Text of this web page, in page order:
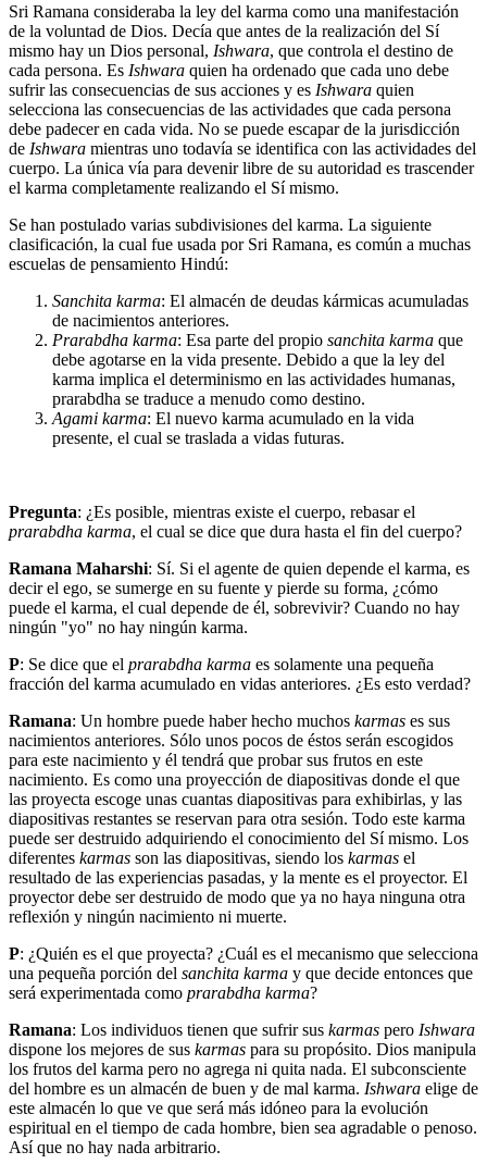
Sri Ramana consideraba la ley del karma como una manifestación
de la voluntad de Dios. Decía que antes de la realización del Sí
mismo hay un Dios personal, Ishwara, que controla el destino de
cada persona. Es Ishwara quien ha ordenado que cada uno debe
sufrir las consecuencias de sus acciones y es Ishwara quien
selecciona las consecuencias de las actividades que cada persona
debe padecer en cada vida. No se puede escapar de la jurisdicción
de Ishwara mientras uno todavía se identifica con las actividades del
cuerpo. La única vía para devenir libre de su autoridad es trascender
el karma completamente realizando el Sí mismo.
Se han postulado varias subdivisiones del karma. La siguiente
clasificación, la cual fue usada por Sri Ramana, es común a muchas
escuelas de pensamiento Hindú:
Sanchita karma: El almacén de deudas kármicas acumuladas
de nacimientos anteriores.
Prarabdha karma: Esa parte del propio sanchita karma que
debe agotarse en la vida presente. Debido a que la ley del
karma implica el determinismo en las actividades humanas,
prarabdha se traduce a menudo como destino.
Agami karma: El nuevo karma acumulado en la vida
presente, el cual se traslada a vidas futuras.
Pregunta: ¿Es posible, mientras existe el cuerpo, rebasar el
prarabdha karma, el cual se dice que dura hasta el fin del cuerpo?
Ramana Maharshi: Sí. Si el agente de quien depende el karma, es
decir el ego, se sumerge en su fuente y pierde su forma, ¿cómo
puede el karma, el cual depende de él, sobrevivir? Cuando no hay
ningún "yo" no hay ningún karma.
P: Se dice que el prarabdha karma es solamente una pequeña
fracción del karma acumulado en vidas anteriores. ¿Es esto verdad?
Ramana: Un hombre puede haber hecho muchos karmas es sus
nacimientos anteriores. Sólo unos pocos de éstos serán escogidos
para este nacimiento y él tendrá que probar sus frutos en este
nacimiento. Es como una proyección de diapositivas donde el que
las proyecta escoge unas cuantas diapositivas para exhibirlas, y las
diapositivas restantes se reservan para otra sesión. Todo este karma
puede ser destruido adquiriendo el conocimiento del Sí mismo. Los
diferentes karmas son las diapositivas, siendo los karmas el
resultado de las experiencias pasadas, y la mente es el proyector. El
proyector debe ser destruido de modo que ya no haya ninguna otra
reflexión y ningún nacimiento ni muerte.
P: ¿Quién es el que proyecta? ¿Cuál es el mecanismo que selecciona
una pequeña porción del sanchita karma y que decide entonces que
será experimentada como prarabdha karma?
Ramana: Los individuos tienen que sufrir sus karmas pero Ishwara
dispone los mejores de sus karmas para su propósito. Dios manipula
los frutos del karma pero no agrega ni quita nada. El subconsciente
del hombre es un almacén de buen y de mal karma. Ishwara elige de
este almacén lo que ve que será más idóneo para la evolución
espiritual en el tiempo de cada hombre, bien sea agradable o penoso.
Así que no hay nada arbitrario.